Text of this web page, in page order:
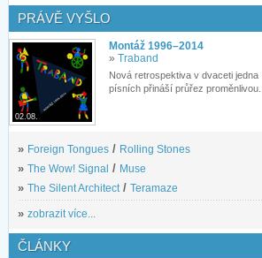
PRÁVĚ VYŠLO
02.08.
Montáž 1996–2014
» Traband
Nová retrospektiva v dvaceti jedna
písních přináší průřez proměnlivou...
» Foreign Tongues / Rolling Stones
» The Wow! Signal / Muse
» The Silent Architect/ Teramaze
» zobrazit více...
ČLÁNKY